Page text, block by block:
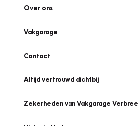
Over ons
Vakgarage
Contact
Altijd vertrouwd dichtbij
Zekerheden van Vakgarage Verbree